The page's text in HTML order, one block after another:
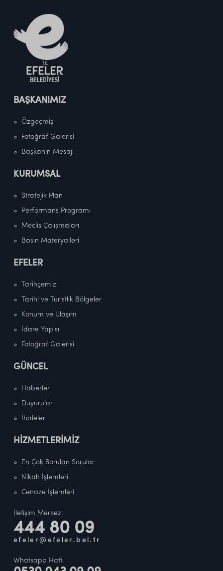
BAŞKANIMIZ
Özgeçmiş
Fotoğraf Galerisi
Başkanın Mesajı
KURUMSAL
Stratejik Plan
Performans Programı
Meclis Çalışmaları
Basın Materyalleri
EFELER
Tarihçemiz
Tarihi ve Turistlik Bölgeler
Konum ve Ulaşım
İdare Yapısı
Fotoğraf Galerisi
GÜNCEL
Haberler
Duyurular
İhaleler
HİZMETLERİMİZ
En Çok Sorulan Sorular
Nikah İşlemleri
Cenaze İşlemleri
İletişim Merkezi
444 80 09
efeler@efeler.bel.tr
Whatsapp Hattı